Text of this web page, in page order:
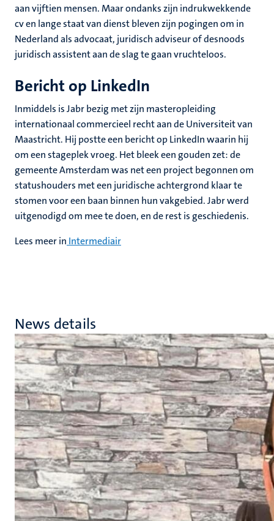
aan vijftien mensen. Maar ondanks zijn indrukwekkende
cv en lange staat van dienst bleven zijn pogingen om in
Nederland als advocaat, juridisch adviseur of desnoods
juridisch assistent aan de slag te gaan vruchteloos.
Bericht op LinkedIn
Inmiddels is Jabr bezig met zijn masteropleiding
internationaal commercieel recht aan de Universiteit van
Maastricht. Hij postte een bericht op LinkedIn waarin hij
om een stageplek vroeg. Het bleek een gouden zet: de
gemeente Amsterdam was net een project begonnen om
statushouders met een juridische achtergrond klaar te
stomen voor een baan binnen hun vakgebied. Jabr werd
uitgenodigd om mee te doen, en de rest is geschiedenis.
Lees meer in Intermediair
News details